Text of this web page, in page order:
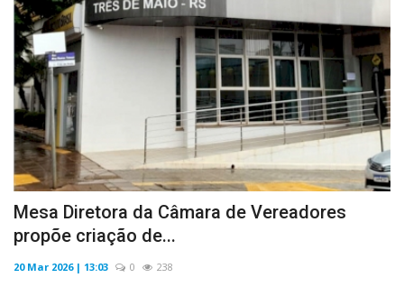
Mesa Diretora da Câmara de Vereadores
propõe criação de...
20 Mar 2026 | 13:03 0 238